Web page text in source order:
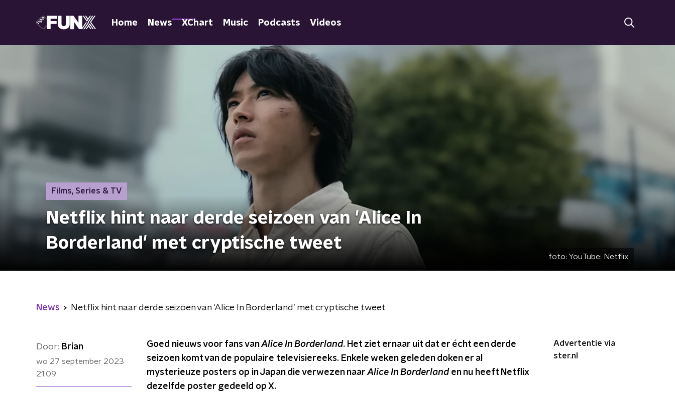
Home News XChart Music Podcasts Videos
Films, Series & TV
Netflix hint naar derde seizoen van 'Alice In
Borderland' met cryptische tweet
foto: YouTube: Netflix
News Netflix hint naar derde seizoen van 'Alice In Borderland' met cryptische tweet
Door: Brian
wo 27 september 2023
21:09
Goed nieuws voor fans vanAlice In Borderland. Het ziet ernaar uit dat er écht een derde
seizoen komt van de populaire televisiereeks. Enkele weken geleden doken er al
mysterieuze posters op in Japan die verwezen naarAlice In Borderland en nu heeft Netflix
dezelfde poster gedeeld op X.
Advertentie via
ster.nl